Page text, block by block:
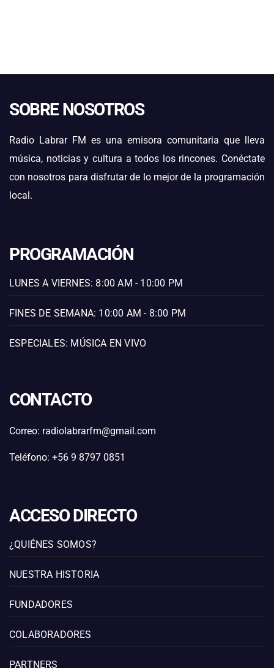
SOBRE NOSOTROS
Radio Labrar FM es una emisora comunitaria que lleva
música, noticias y cultura a todos los rincones. Conéctate
con nosotros para disfrutar de lo mejor de la programación
local.
PROGRAMACIÓN
LUNES A VIERNES: 8:00 AM - 10:00 PM
FINES DE SEMANA: 10:00 AM - 8:00 PM
ESPECIALES: MÚSICA EN VIVO
CONTACTO
Correo: radiolabrarfm@gmail.com
Teléfono: +56 9 8797 0851
ACCESO DIRECTO
¿QUIÉNES SOMOS?
NUESTRA HISTORIA
FUNDADORES
COLABORADORES
PARTNERS